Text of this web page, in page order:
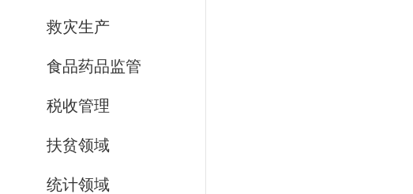
救灾生产
食品药品监管
税收管理
扶贫领域
统计领域